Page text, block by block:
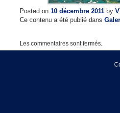
Posted on 10 décembre 2011 by
Ce contenu a été publié dans
Les commentaires sont fermés.